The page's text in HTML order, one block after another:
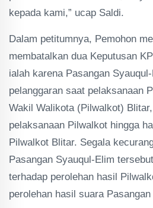
kepada kami,” ucap Saldi.
Dalam petitumnya, Pemohon
membatalkan dua Keputusan
ialah karena Pasangan
pelanggaran saat pelaksanaan
Wakil Walikota (Pilwalkot)
pelaksanaan Pilwalkot hingga
Pilwalkot Blitar. Segala
Pasangan Syauqul-Elim
terhadap perolehan hasil
perolehan hasil suara